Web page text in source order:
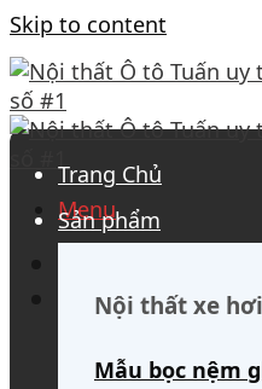
Skip to content
Menu
Search for:
Trang Chủ
Sản phẩm
Nội thất xe hơi
Mẫu bọc nệm